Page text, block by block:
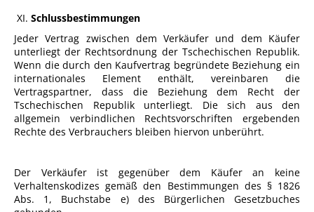
XI. Schlussbestimmungen
Jeder Vertrag zwischen dem Verkäufer und dem Käufer
unterliegt der Rechtsordnung der Tschechischen Republik.
Wenn die durch den Kaufvertrag begründete Beziehung ein
internationales Element enthält, vereinbaren die
Vertragspartner, dass die Beziehung dem Recht der
Tschechischen Republik unterliegt. Die sich aus den
allgemein verbindlichen Rechtsvorschriften ergebenden
Rechte des Verbrauchers bleiben hiervon unberührt.
Der Verkäufer ist gegenüber dem Käufer an keine
Verhaltenskodizes gemäß den Bestimmungen des § 1826
Abs. 1, Buchstabe e) des Bürgerlichen Gesetzbuches